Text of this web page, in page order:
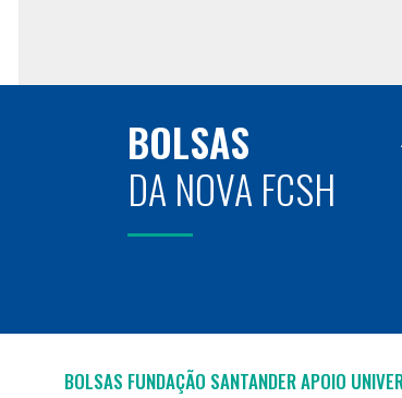
BOLSAS
DA NOVA FCSH
BOLSAS FUNDAÇÃO SANTANDER APOIO